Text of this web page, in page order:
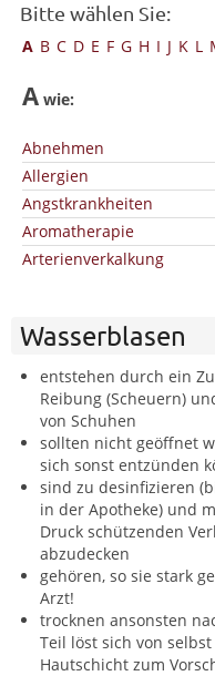
Bitte wählen Sie:
A B C D E F G H I J K L
A wie:
Abnehmen
Allergien
Angstkrankheiten
Aromatherapie
Arterienverkalkung
Wasserblasen
entstehen durch ein
Reibung (Scheuern)
von Schuhen
sollten nicht geöffnet
sich sonst entzünden
sind zu desinfizieren
in der Apotheke) und
Druck schützenden
abzudecken
gehören, so sie stark
Arzt!
trocknen ansonsten
Teil löst sich von
Hautschicht zum